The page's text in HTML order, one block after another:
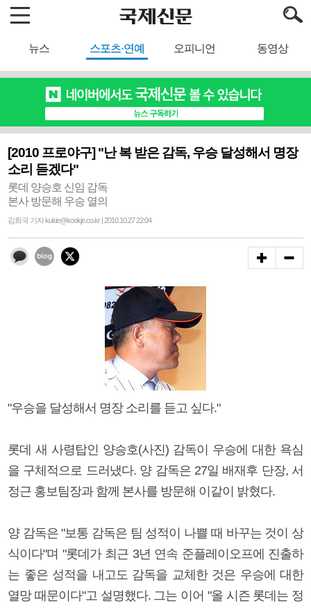
뉴스 스포츠·연예 오피니언 동영상
[2010 프로야구] "난 복 받은 감독, 우승 달성해서 명장
소리 듣겠다"
롯데 양승호 신임 감독
본사 방문해 우승 열의
김희국 기자 kukie@kookje.co.kr | 2010.10.27 22:04
"우승을 달성해서 명장 소리를 듣고 싶다."
롯데 새 사령탑인 양승호(사진) 감독이 우승에 대한 욕심
을 구체적으로 드러냈다. 양 감독은 27일 배재후 단장, 서
정근 홍보팀장과 함께 본사를 방문해 이같이 밝혔다.
양 감독은 "보통 감독은 팀 성적이 나쁠 때 바꾸는 것이 상
식이다"며 "롯데가 최근 3년 연속 준플레이오프에 진출하
는 좋은 성적을 내고도 감독을 교체한 것은 우승에 대한
열망 때문이다"고 설명했다. 그는 이어 "올 시즌 롯데는 정